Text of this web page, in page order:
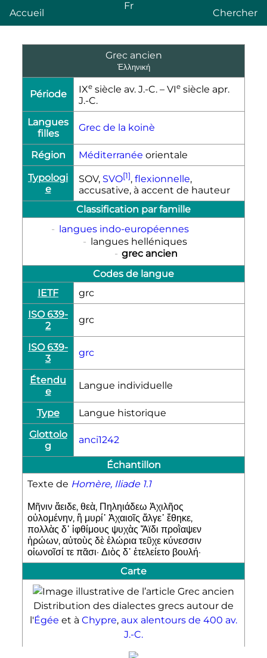
Accueil
Fr
Chercher
Grec ancien
Ἑλληνική
Période IXe siècle av. J.-C. – VIe siècle apr.
J.-C.
Langues
filles
Grec de la koinè
Région Méditerranée orientale
Typologi
e
SOV, SVO[1], flexionnelle,
accusative, à accent de hauteur
Classification par famille
-
langues indo-européennes
- langues helléniques
- grec ancien
Codes de langue
IETF
grc
ISO 639-
2
grc
ISO 639-
3
grc
Étendu
e
Langue individuelle
Type
Langue historique
Glottolo
g
anci1242
Échantillon
Texte de Homère, Iliade 1.1
Μῆνιν ἄειδε, θεὰ, Πηληιάδεω Ἀχιλῆος
οὐλομένην, ἣ μυρί᾽ Ἀχαιοῖς ἄλγε᾽ ἔθηκε,
πολλὰς δ᾽ ἰφθίμους ψυχὰς Ἄϊδι προῒαψεν
ἡρώων, αὐτοὺς δὲ ἑλώρια τεῦχε κύνεσσιν
οἰωνοῖσί τε πᾶσι· Διὸς δ᾽ ἐτελείετο βουλή·
Carte
Distribution des dialectes grecs autour de
l'Égée et à Chypre, aux alentours de 400 av.
J.-C.